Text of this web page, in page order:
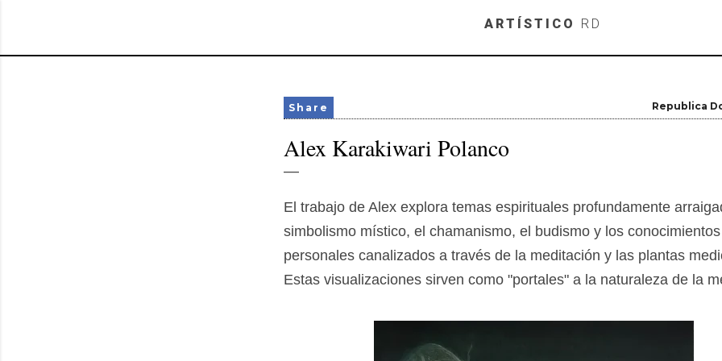
Skip to main content
ARTÍSTICO RD
Republica
Share
Alex Karakiwari Polanco
El trabajo de Alex explora temas espirituales profundamente
simbolismo místico, el chamanismo, el budismo y los conocimientos
personales canalizados a través de la meditación y las plantas
Estas visualizaciones sirven como "portales" a la naturaleza de la